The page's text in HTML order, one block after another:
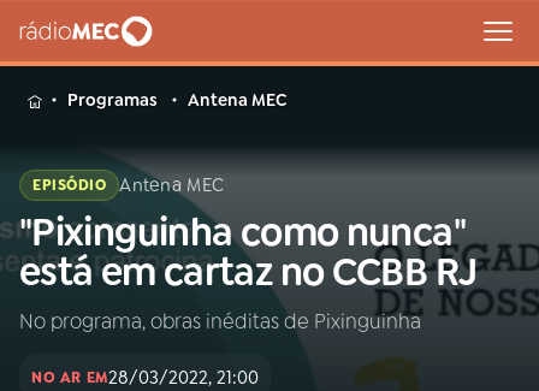
MENU
Buscar
na
Rádio
MEC
Buscar
AO VIVO
Programas Antena MEC
EPISÓDIO Antena MEC
"Pixinguinha como nunca"
está em cartaz no CCBB RJ
No programa, obras inéditas de Pixinguinha
NO AR EM28/03/2022, 21:00